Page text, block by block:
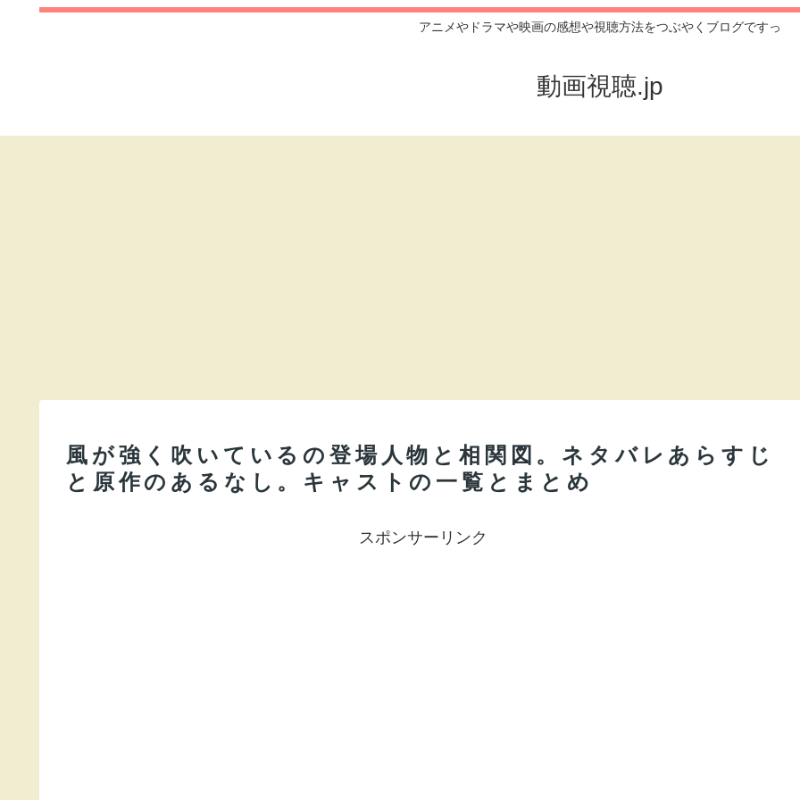
アニメやドラマや映画の感想や視聴方法をつぶやくブログですっ
動画視聴.jp
風が強く吹いているの登場人物と相関図。ネタバレあらすじ
と原作のあるなし。キャストの一覧とまとめ
スポンサーリンク